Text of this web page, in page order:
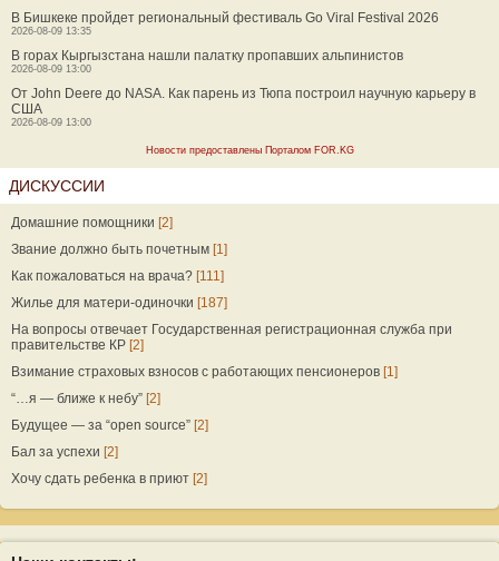
В Бишкеке пройдет региональный фестиваль Go Viral Festival 2026
2026-08-09 13:35
В горах Кыргызстана нашли палатку пропавших альпинистов
2026-08-09 13:00
От John Deere до NASA. Как парень из Тюпа построил научную карьеру в
США
2026-08-09 13:00
Новости предоставлены Порталом FOR.KG
ДИСКУССИИ
Домашние помощники [2]
Звание должно быть почетным [1]
Как пожаловаться на врача? [111]
Жилье для матери-одиночки [187]
На вопросы отвечает Государственная регистрационная служба при
правительстве КР [2]
Взимание страховых взносов с работающих пенсионеров [1]
“…я — ближе к небу” [2]
Будущее — за “open source” [2]
Бал за успехи [2]
Хочу сдать ребенка в приют [2]